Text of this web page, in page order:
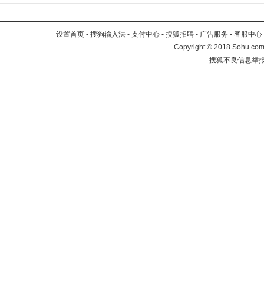
设置首页 - 搜狗输入法 - 支付中心 - 搜狐招聘 - 广告服务 - 客服中心
Copyright©2018
搜狐不良信息举